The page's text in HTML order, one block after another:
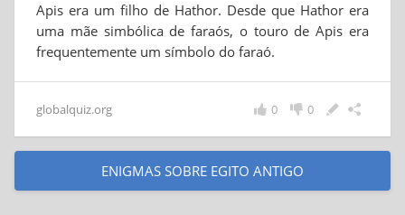
Apis era um filho de Hathor. Desde que Hathor era
uma mãe simbólica de faraós, o touro de Apis era
frequentemente um símbolo do faraó.
globalquiz.org 0
0
ENIGMAS SOBRE EGITO ANTIGO